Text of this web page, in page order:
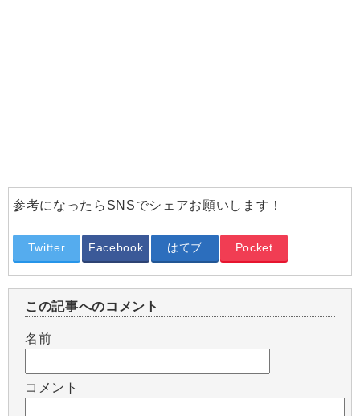
参考になったらSNSでシェアお願いします！
Twitter Facebook はてブ Pocket
この記事へのコメント
名前
コメント